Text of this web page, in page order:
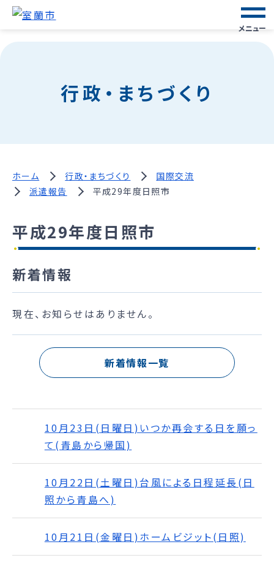
メニュー
行政・まちづくり
ホーム 行政・まちづくり
国際交流
派遣報告
平成29年度日照市
平成29年度日照市
新着情報
現在、お知らせはありません。
新着情報一覧
10月23日(日曜日)いつか再会する日を願っ
て(青島から帰国)
10月22日(土曜日)台風による日程延長(日
照から青島へ)
10月21日(金曜日)ホームビジット(日照)